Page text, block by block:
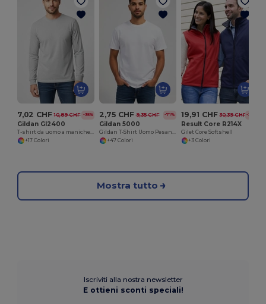
7,02 CHF 10,89 CHF -35%
Gildan GI2400
+17 Colori
2,75 CHF 9,35 CHF -71%
Gildan 5000
+47 Colori
19,91 CHF 30,39 CHF-35%
Result Core R214X
Gilet Core Softshell
+3 Colori
Mostra tutto
Iscriviti alla nostra newsletter
E ottieni sconti speciali!